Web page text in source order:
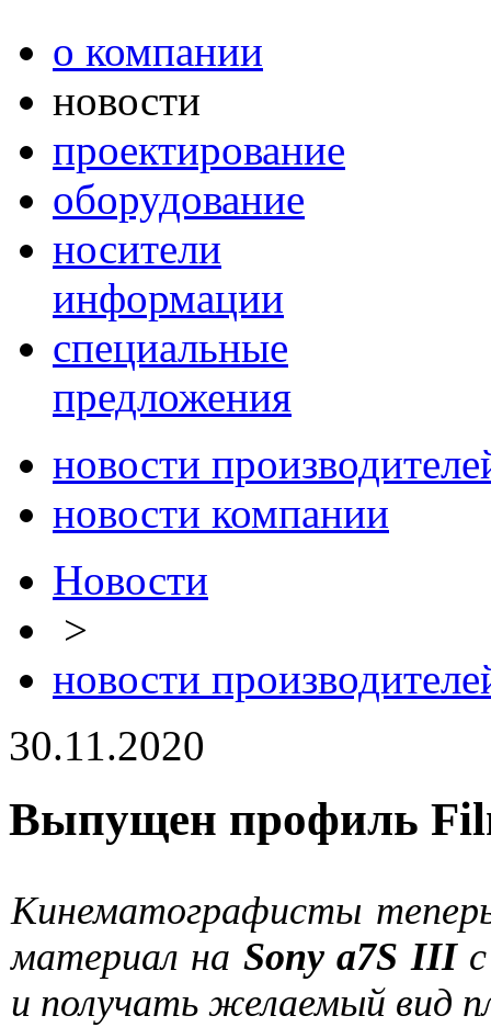
о компании
новости
проектирование
оборудование
носители
информации
специальные
предложения
новости
новости компании
Новости
>
новости
30.11.2020
Выпущен профиль
Кинематографисты
материал на Sony a7S IIIс
и получать желаемый вид